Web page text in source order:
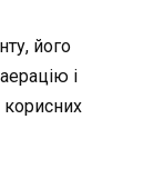
його
і